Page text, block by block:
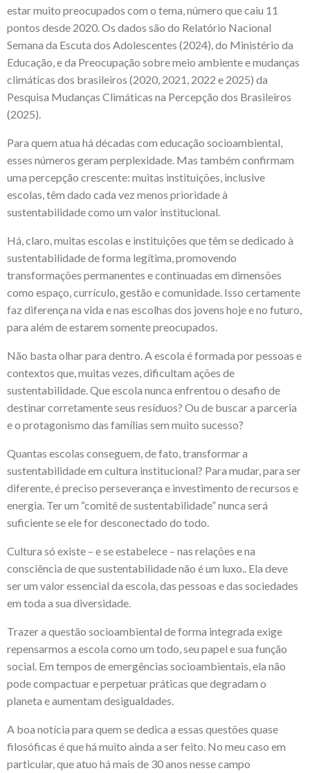
estar muito preocupados com o tema, número que caiu 11
pontos desde 2020. Os dados são do Relatório Nacional
Semana da Escuta dos Adolescentes (2024) , do Ministério da
Educação, e da Preocupação sobre meio ambiente e mudanças
climáticas dos brasileiros (2020, 2021, 2022 e 2025) da
Pesquisa Mudanças Climáticas na Percepção dos Brasileiros
(2025).
Para quem atua há décadas com educação socioambiental,
esses números geram perplexidade. Mas também confirmam
uma percepção crescente: muitas instituições, inclusive
escolas, têm dado cada vez menos prioridade à
sustentabilidade como um valor institucional.
Há, claro, muitas escolas e instituições que têm se dedicado à
sustentabilidade de forma legítima, promovendo
transformações permanentes e continuadas em dimensões
como espaço, currículo, gestão e comunidade. Isso certamente
faz diferença na vida e nas escolhas dos jovens hoje e no futuro,
para além de estarem somente preocupados.
Não basta olhar para dentro. A escola é formada por pessoas e
contextos que, muitas vezes, dificultam ações de
sustentabilidade. Que escola nunca enfrentou o desafio de
destinar corretamente seus resíduos? Ou de buscar a parceria
e o protagonismo das famílias sem muito sucesso?
Quantas escolas conseguem, de fato, transformar a
sustentabilidade em cultura institucional? Para mudar, para ser
diferente, é preciso perseverança e investimento de recursos e
energia. Ter um “comitê de sustentabilidade” nunca será
suficiente se ele for desconectado do todo.
Cultura só existe – e se estabelece – nas relações e na
consciência de que sustentabilidade não é um luxo.. Ela deve
ser um valor essencial da escola, das pessoas e das sociedades
em toda a sua diversidade.
Trazer a questão socioambiental de forma integrada exige
repensarmos a escola como um todo, seu papel e sua função
social. Em tempos de emergências socioambientais, ela não
pode compactuar e perpetuar práticas que degradam o
planeta e aumentam desigualdades.
A boa notícia para quem se dedica a essas questões quase
filosóficas é que há muito ainda a ser feito. No meu caso em
particular, que atuo há mais de 30 anos nesse campo